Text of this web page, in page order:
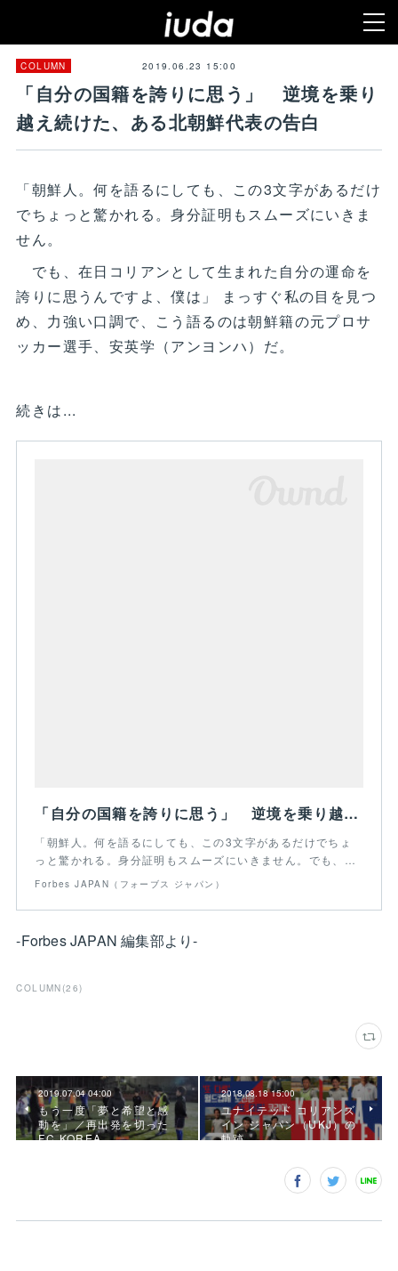
COLUMN 2019.06.23 15:00
「自分の国籍を誇りに思う」 逆境を乗り
越え続けた、ある北朝鮮代表の告白
「朝鮮人。何を語るにしても、この3文字があるだけ
でちょっと驚かれる。身分証明もスムーズにいきま
せん。
でも、在日コリアンとして生まれた自分の運命を
誇りに思うんですよ、僕は」 まっすぐ私の目を見つ
め、力強い口調で、こう語るのは朝鮮籍の元プロサ
ッカー選手、安英学（アンヨンハ）だ。
続きは...
「自分の国籍を誇りに思う」 逆境を乗り越え続けた、ある北朝鮮代表の告白
「朝鮮人。何を語るにしても、この3文字があるだけでちょ
っと驚かれる。身分証明もスムーズにいきません。でも、…
Forbes JAPAN（フォーブス ジャパン）
-Forbes JAPAN 編集部より-
COLUMN (26)
2019.07.04 04:00
もう一度「夢と希望と感
動を」／再出発を切った
FC KOREA
2018.08.18 15:00
ユナイテッド コリアンズ
イン ジャパン（UKJ）の
軌跡。